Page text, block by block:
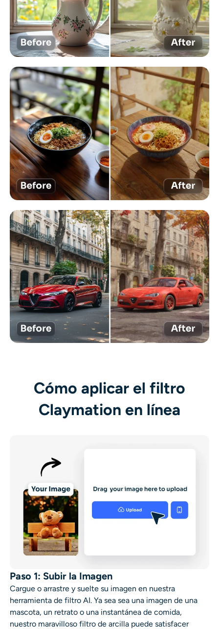
Cómo aplicar el filtro
Claymation en línea
Paso 1: Subir la Imagen
Cargue o arrastre y suelte su imagen en nuestra
herramienta de filtro AI. Ya sea sea una imagen de una
mascota, un retrato o una instantánea de comida,
nuestro maravilloso filtro de arcilla puede satisfacer